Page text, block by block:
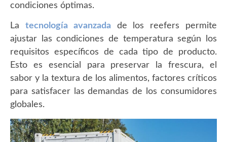
condiciones óptimas.
La tecnología avanzada de los reefers permite
ajustar las condiciones de temperatura según los
requisitos específicos de cada tipo de producto.
Esto es esencial para preservar la frescura, el
sabor y la textura de los alimentos, factores críticos
para satisfacer las demandas de los consumidores
globales.